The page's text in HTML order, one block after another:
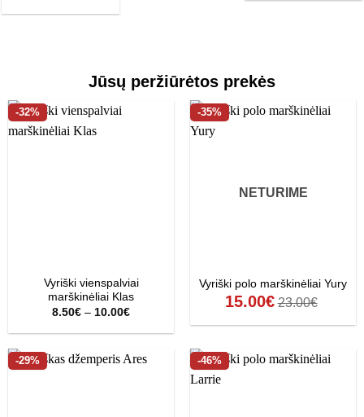
Jūsų peržiūrėtos prekės
-32%
Vyriški vienspalviai
marškinėliai Klas
8.50€ – 10.00€Price
8.50€
-35%
NETURIME
Vyriški polo marškinėliai Yury
15.00€ 23.00€
-29% -46%